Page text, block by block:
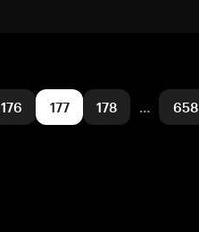
176 177 178 … 658